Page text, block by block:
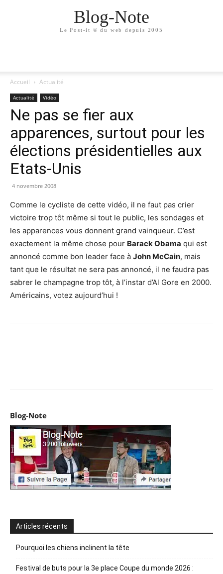
Blog-Note
Le Post-it ® du web depuis 2005
Accueil Actualité
Actualité Vidéo
Ne pas se fier aux
apparences, surtout pour les
élections présidentielles aux
Etats-Unis
4 novembre 2008
Comme le cycliste de cette vidéo, il ne faut pas crier
victoire trop tôt même si tout le public, les sondages et
les apparences vous donnent grand vainqueur. C’est
exactement la même chose pour Barack Obama qui est
annoncé comme bon leader face à John McCain, mais
tant que le résultat ne sera pas annoncé, il ne faudra pas
sabrer le champagne trop tôt, à l’instar d’Al Gore en 2000.
Américains, votez aujourd’hui !
Blog-Note
Articles récents
Pourquoi les chiens inclinent la tête
Festival de buts pour la 3e place Coupe du monde 2026 :